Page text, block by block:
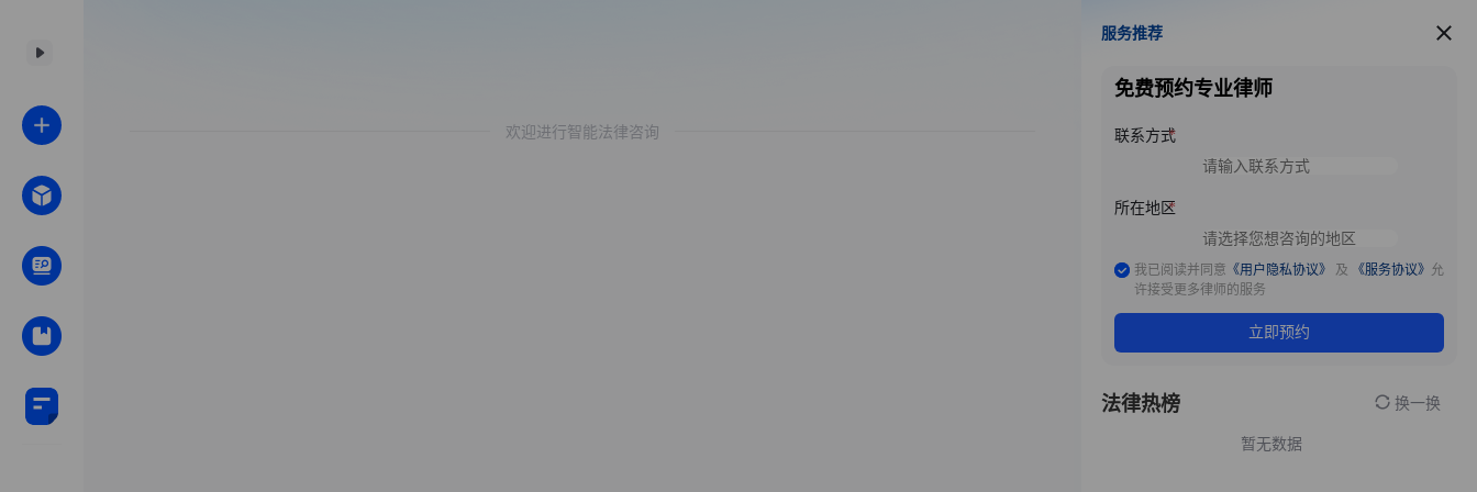
欢迎进行智能法律咨询
服务推荐
服务推荐
免费预约专业律师
联系方式
所在地区
我已阅读并同意 《用户隐私协议》 及 《服务协议》 允
许接受更多律师的服务
立即预约
法律热榜 换一换
暂无数据